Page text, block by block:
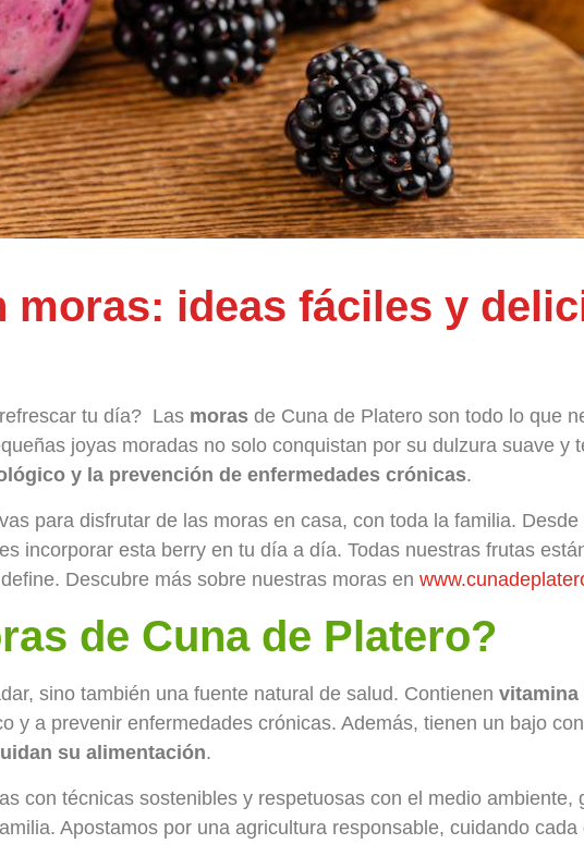
moras: ideas fáciles y
tu día? Las moras de Cuna de Platero son todo lo que
joyas moradas no solo conquistan por su dulzura suave y
y la prevención de enfermedades crónicas.
para disfrutar de las moras en casa, con toda la familia.
incorporar esta berry en tu día a día. Todas nuestras frutas
Descubre más sobre nuestras moras en
de Cuna de Platero?
sino también una fuente natural de salud. Contienen vitamina
y a prevenir enfermedades crónicas. Además, tienen un bajo
su alimentación.
con técnicas sostenibles y respetuosas con el medio ambiente,
Apostamos por una agricultura responsable, cuidando